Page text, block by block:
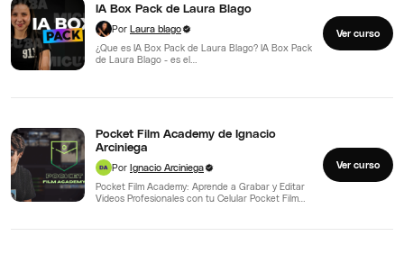
IA Box Pack de Laura Blago
Por Laura blago
¿Que es IA Box Pack de Laura Blago? IA Box Pack
de Laura Blago - es el…
Ver curso
Pocket Film Academy de Ignacio
Arciniega
Por Ignacio Arciniega
Pocket Film Academy: Aprende a Grabar y Editar
Videos Profesionales con tu Celular Pocket Film
Ver curso